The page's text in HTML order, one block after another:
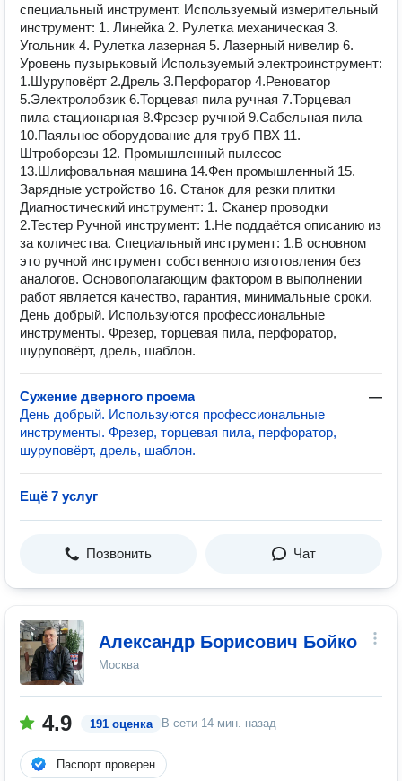
специальный инструмент. Используемый измерительный
инструмент: 1. Линейка 2. Рулетка механическая 3.
Угольник 4. Рулетка лазерная 5. Лазерный нивелир 6.
Уровень пузырьковый Используемый электроинструмент:
1.Шуруповёрт 2.Дрель 3.Перфоратор 4.Реноватор
5.Электролобзик 6.Торцевая пила ручная 7.Торцевая
пила стационарная 8.Фрезер ручной 9.Сабельная пила
10.Паяльное оборудование для труб ПВХ 11.
Штроборезы 12. Промышленный пылесос
13.Шлифовальная машина 14.Фен промышленный 15.
Зарядные устройство 16. Станок для резки плитки
Диагностический инструмент: 1. Сканер проводки
2.Тестер Ручной инструмент: 1.Не поддаётся описанию из
за количества. Специальный инструмент: 1.В основном
это ручной инструмент собственного изготовления без
аналогов. Основополагающим фактором в выполнении
работ является качество, гарантия, минимальные сроки.
День добрый. Используются профессиональные
инструменты. Фрезер, торцевая пила, перфоратор,
шуруповëрт, дрель, шаблон.
Сужение дверного проема
—
День добрый. Используются профессиональные
инструменты. Фрезер, торцевая пила, перфоратор,
шуруповëрт, дрель, шаблон.
Ещё 7 услуг
Позвонить Чат
Александр Борисович Бойко
Москва
4.9 191 оценка В сети 14 мин. назад
Паспорт проверен